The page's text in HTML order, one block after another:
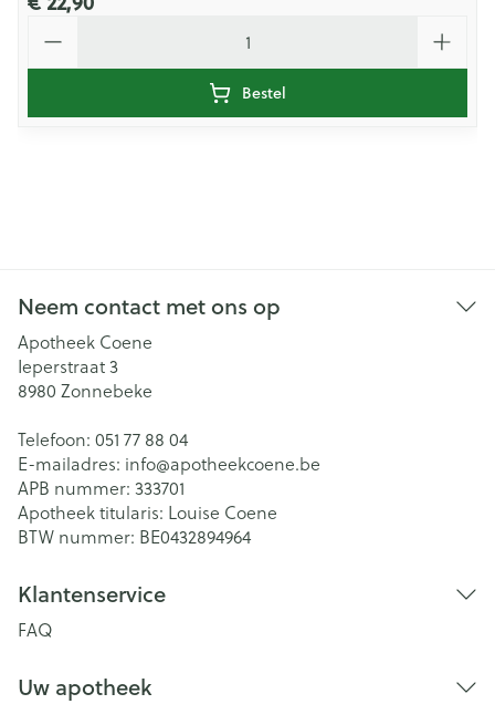
Bestel
Neem contact met ons op
Apotheek Coene
Ieperstraat 3
8980 Zonnebeke
Telefoon: 051 77 88 04
E-mailadres: info@apotheekcoene.be
APB nummer: 333701
Apotheek titularis: Louise Coene
BTW nummer: BE0432894964
Klantenservice
FAQ
Uw apotheek